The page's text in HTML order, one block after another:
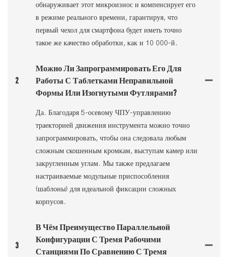
обнаруживает этот микроизнос и компенсирует его
в режиме реального времени, гарантируя, что
первый чехол для смартфона будет иметь точно
такое же качество обработки, как и 10 000-й.
2
Можно Ли Запрограммировать Его Для
Работы С Таблетками Неправильной
Формы Или Изогнутыми Футлярами?
Да. Благодаря 5-осевому ЧПУ-управлению
траекторией движения инструмента можно точно
запрограммировать, чтобы она следовала любым
сложным скошенным кромкам, выступам камер или
закругленным углам. Мы также предлагаем
настраиваемые модульные приспособления
(шаблоны) для идеальной фиксации сложных
корпусов.
3
В Чём Преимущество Параллельной
Конфигурации С Тремя Рабочими
Станциями По Сравнению С Тремя